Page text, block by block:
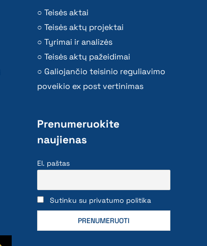
Teisės aktai
Teisės aktų projektai
Tyrimai ir analizės
Teisės aktų pažeidimai
Galiojančio teisinio reguliavimo
poveikio ex post vertinimas
Prenumeruokite
naujienas
El. paštas
Sutinku su privatumo politika